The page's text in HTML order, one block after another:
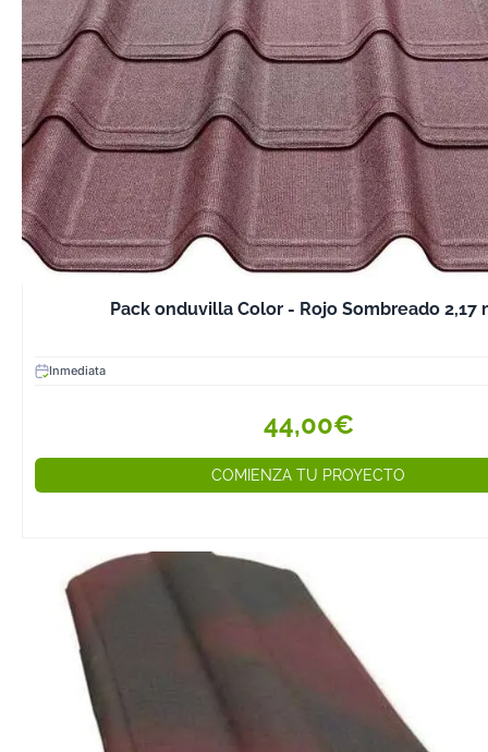
Pack onduvilla Color - Rojo
Inmediata
44,00€
COMIENZA TU PROYECTO